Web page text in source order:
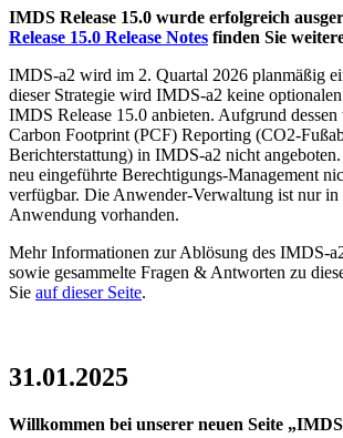
IMDS Release 15.0 wurde erfolgreich
Release 15.0 Release Notes finden Sie
IMDS-a2 wird im 2. Quartal 2026 planmäßig
dieser Strategie wird IMDS-a2 keine
IMDS Release 15.0 anbieten. Aufgrund
Carbon Footprint (PCF) Reporting (CO2-
Berichterstattung) in IMDS-a2 nicht
neu eingeführte Berechtigungs-Management
verfügbar. Die Anwender-Verwaltung ist nur
Anwendung vorhanden.
Mehr Informationen zur Ablösung des IMDS-
sowie gesammelte Fragen & Antworten zu
Sie auf dieser Seite.
31.01.2025
Willkommen bei unserer neuen Seite